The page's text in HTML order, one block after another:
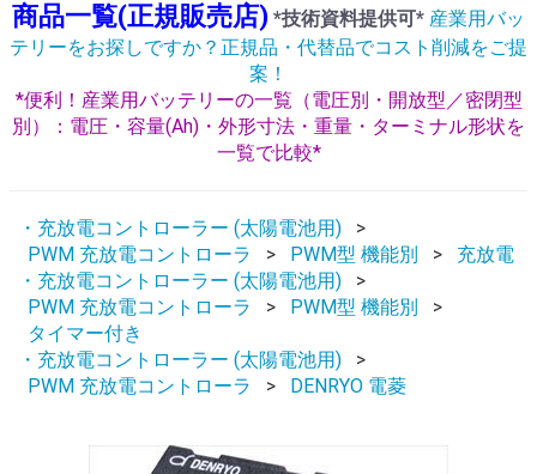
商品一覧(正規販売店) *技術資料提供可* 産業用バッ
テリーをお探しですか？正規品・代替品でコスト削減をご提
案！
*便利！産業用バッテリーの一覧（電圧別・開放型／密閉型
別）：電圧・容量(Ah)・外形寸法・重量・ターミナル形状を
一覧で比較*
・充放電コントローラー (太陽電池用)
PWM 充放電コントローラ
PWM型 機能別
充放電
・充放電コントローラー (太陽電池用)
PWM 充放電コントローラ
PWM型 機能別
タイマー付き
・充放電コントローラー (太陽電池用)
PWM 充放電コントローラ
DENRYO 電菱